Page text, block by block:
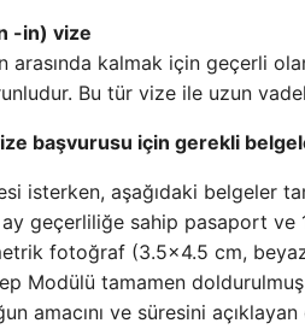
-in) vize
arasında kalmak için geçerli
Bu tür vize ile uzun
başvurusu için gerekli
isterken, aşağıdaki belgeler
geçerliliğe sahip pasaport ve
fotoğraf (3.5×4.5 cm,
Modülü tamamen doldurulmuş
amacını ve süresini